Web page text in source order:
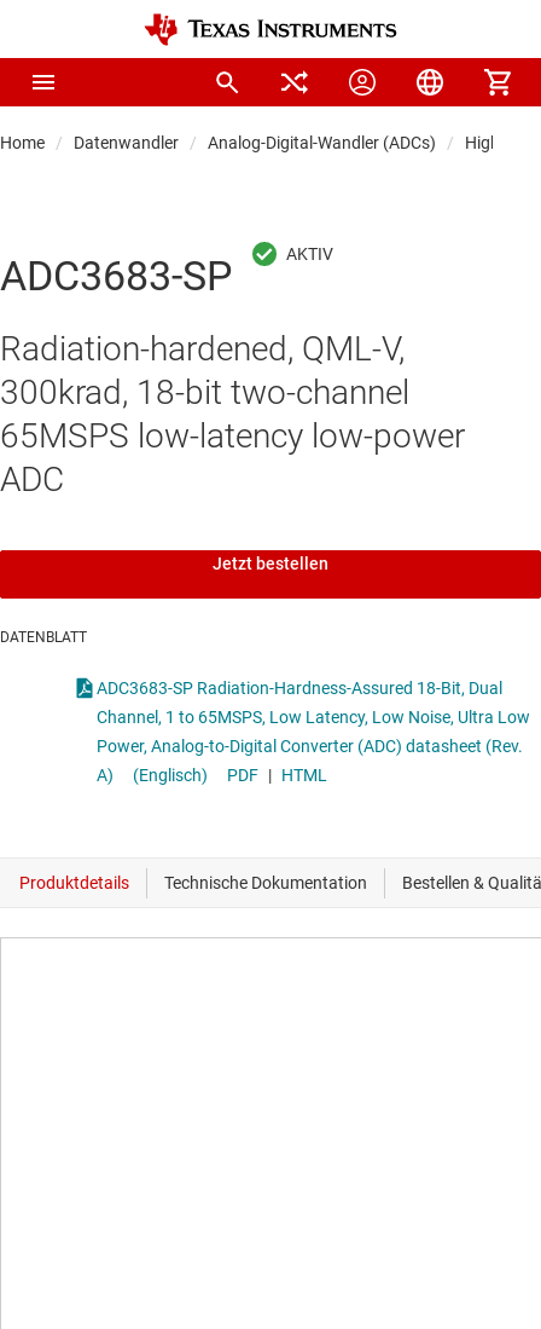
Home Datenwandler Analog-Digital-Wandler (ADCs)
ADC3683-SP
Radiation-hardened, QML-V,
300krad, 18-bit two-channel
65MSPS low-latency low-power
ADC
Jetzt bestellen
DATENBLATT
ADC3683-SP Radiation-Hardness-Assured 18-Bit, Dual
Channel, 1 to 65MSPS, Low Latency, Low Noise, Ultra Low
Power, Analog-to-Digital Converter (ADC) datasheet (Rev.
A)
(Englisch) PDF | HTML